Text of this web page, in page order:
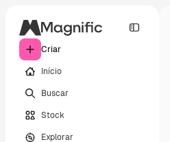
Criar
Início
Buscar
Stock
Explorar